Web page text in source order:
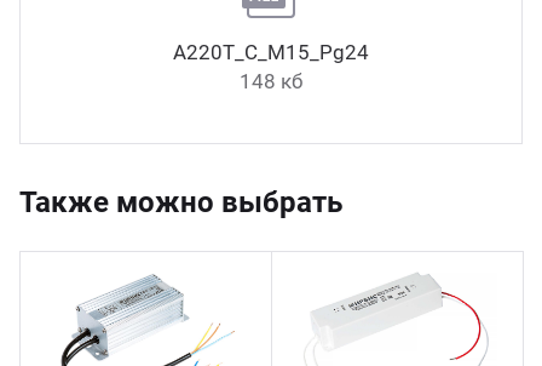
А220Т_С_М15_Pg24
148 кб
Также можно выбрать